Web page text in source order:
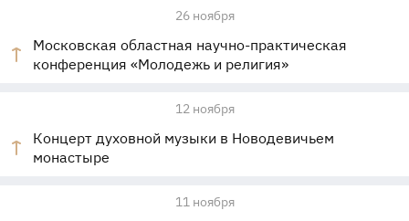
26 ноября
Московская областная научно-практическая
конференция «Молодежь и религия»
12 ноября
Концерт духовной музыки в Новодевичьем
монастыре
11 ноября